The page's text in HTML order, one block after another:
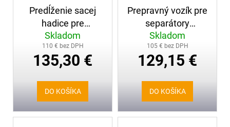
Predĺženie sacej
hadice pre
vysávače 6 m
Skladom
110 € bez DPH
135,30 €
DO KOŠÍKA
Prepravný vozík pre
separátory
teleskopický
Skladom
105 € bez DPH
129,15 €
DO KOŠÍKA